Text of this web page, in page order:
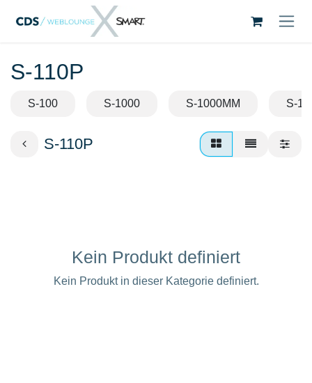
Zum Inhalt springen
S-110P
S-100 S-1000 S-1000MM S-
S-110P
Kein Produkt definiert
Kein Produkt in dieser Kategorie definiert.